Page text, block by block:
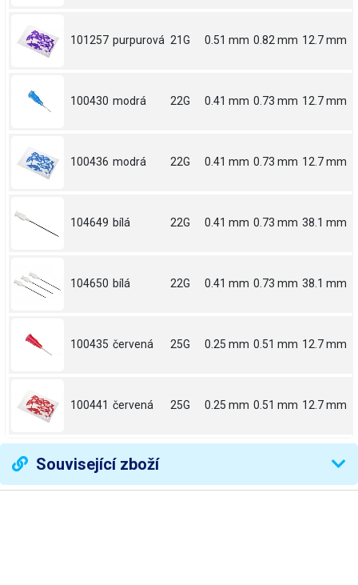
101257 purpurová 21G 0.51 mm 0.82 mm 12.7 mm
100430 modrá 22G 0.41 mm 0.73 mm 12.7 mm
100436 modrá 22G 0.41 mm 0.73 mm 12.7 mm
104649 bílá 22G 0.41 mm 0.73 mm 38.1 mm
104650 bílá 22G 0.41 mm 0.73 mm 38.1 mm
100435 červená 25G 0.25 mm 0.51 mm 12.7 mm
100441 červená 25G 0.25 mm 0.51 mm 12.7 mm
Související zboží